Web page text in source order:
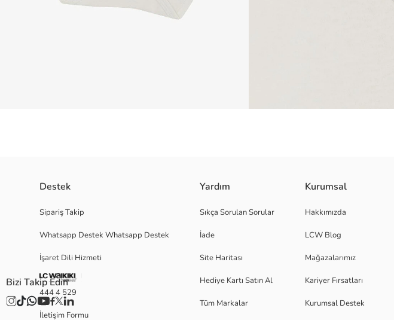
Cinsiyet Kız BebekDesen BaskılıKol Tipi UzunYaka Bisiklet YakaKumaş Tipi ÖrmeKumaş Türü
Sayısı 1 ParçaNumune Bedeni 3 YaşÖlçü En 24 cm Boy 44 cm Bedenler arası 1 cm fark bulunmaktadır
Marka:
Cinsiyet:
Destek
Sipariş Takip
Whatsapp Destek Whatsapp Destek
İşaret Dili Hizmeti
444 4 529
İletişim Formu
Yardım
Sıkça Sorulan Sorular
İade
Site Haritası
Hediye Kartı Satın Al
Tüm Markalar
Kurumsal
Hakkımızda
LCW Blog
Mağazalarımız
Kariyer Fırsatları
Kurumsal Destek
Bizi Takip Edin